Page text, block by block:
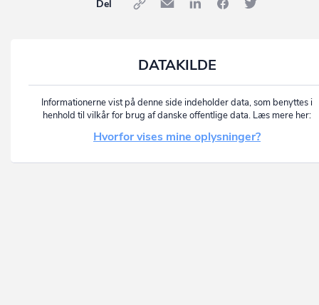
Del
DATAKILDE
Informationerne vist på denne side indeholder data, som benyttes i
henhold til vilkår for brug af danske offentlige data. Læs mere her:
Hvorfor vises mine oplysninger?